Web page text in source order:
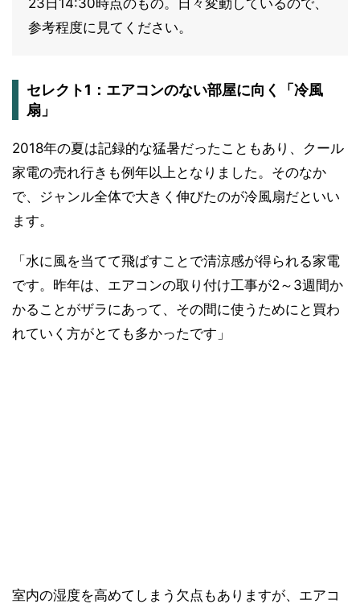
参考程度に見てください。
セレクト1：エアコンのない部屋に向く「冷風
扇」
2018年の夏は記録的な猛暑だったこともあり、クール
家電の売れ行きも例年以上となりました。そのなか
で、ジャンル全体で大きく伸びたのが冷風扇だといい
ます。
「水に風を当てて飛ばすことで清涼感が得られる家電
です。昨年は、エアコンの取り付け工事が2～3週間か
かることがザラにあって、その間に使うためにと買わ
れていく方がとても多かったです」
室内の湿度を高めてしまう欠点もありますが、エアコ